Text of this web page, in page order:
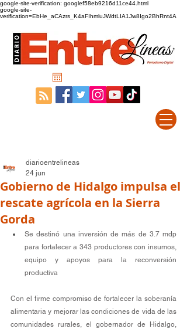
google-site-verification: googlef58eb9216d11ce44.html
google-site-
verification=EbHe_aCAzrs_K4aFIhmluJWdtLIA1Jw8Igo2BhRnt4A
Gobierno de Hidalgo impulsa el
rescate agrícola en la Sierra
Gorda
diarioentrelineas
24 jun
Se destinó una inversión de más de 3.7 mdp
para fortalecer a 343 productores con insumos,
equipo y apoyos para la reconversión
productiva
Con el firme compromiso de fortalecer la soberanía
alimentaria y mejorar las condiciones de vida de las
comunidades rurales, el gobernador de Hidalgo,